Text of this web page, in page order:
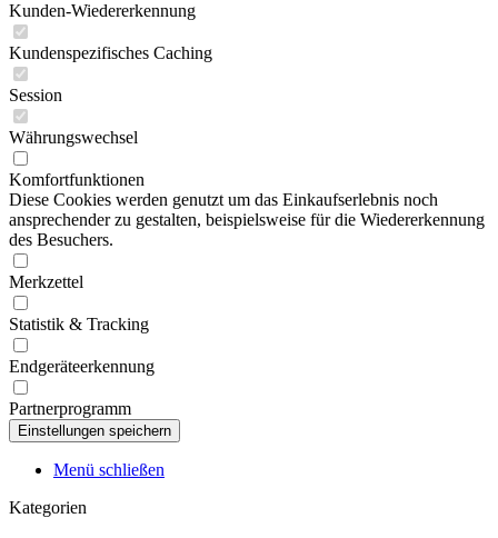
Kunden-Wiedererkennung
Kundenspezifisches Caching
Session
Währungswechsel
Komfortfunktionen
Diese Cookies werden genutzt um das Einkaufserlebnis noch
ansprechender zu gestalten, beispielsweise für die Wiedererkennung
des Besuchers.
Merkzettel
Statistik & Tracking
Endgeräteerkennung
Partnerprogramm
Menü schließen
Kategorien